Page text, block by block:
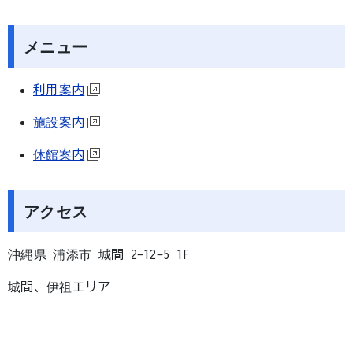
メニュー
利用案内
施設案内
休館案内
アクセス
沖縄県 浦添市 城間 2-12-5 1F
城間、伊祖エリア